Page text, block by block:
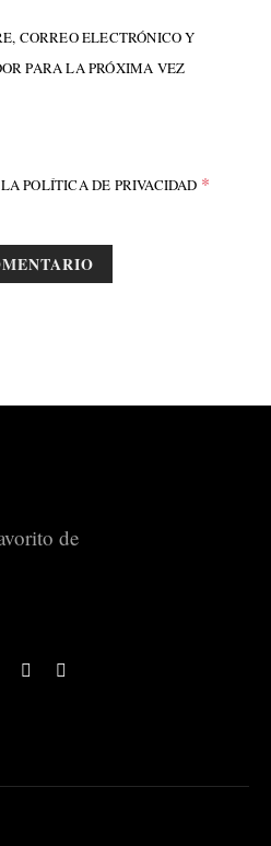
CORREO ELECTRÓNICO Y
PARA LA PRÓXIMA VEZ
LAPOLÍTICA DE PRIVACIDAD *
de